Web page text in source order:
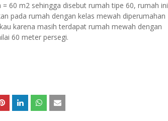
60 m2 sehingga disebut rumah tipe 60, rumah ini
pada rumah dengan kelas mewah diperumahan
karena masih terdapat rumah mewah dengan
60 meter persegi.